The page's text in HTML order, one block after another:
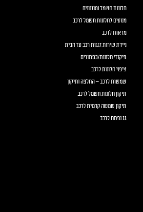
חלונות חשמל ומנגנונים
מנועים לחלונות חשמל לרכב
מראות לרכב
ניידת שירות זגגות רכב עד הבית
פיקודי חלונות/כפתורים
ציפוי חלונות לרכב
שמשות לרכב – החלפה ותיקון
תיקון חלונות חשמל לרכב
תיקון שמשה קדמית לרכב
גג נפתח לרכב